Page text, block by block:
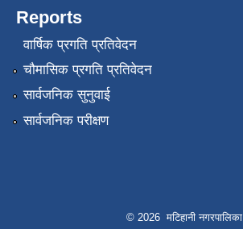
Reports
वार्षिक प्रगति प्रतिवेदन
चौमासिक प्रगति प्रतिवेदन
सार्वजनिक सुनुवाई
सार्वजनिक परीक्षण
© 2026 मटिहानी नगरपालिका